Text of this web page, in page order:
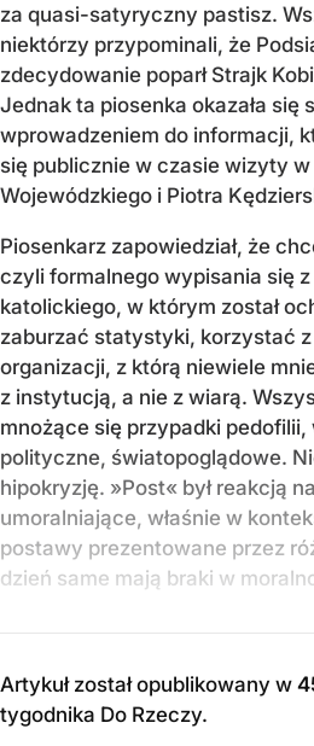
za quasi-satyryczny pastisz.
niektórzy przypominali, że
zdecydowanie poparł Strajk
Jednak ta piosenka okazała się
wprowadzeniem do informacji,
się publicznie w czasie wizyty
Wojewódzkiego i Piotra
Piosenkarz zapowiedział, że
czyli formalnego wypisania się z
katolickiego, w którym został
zaburzać statystyki, korzystać
organizacji, z którą niewiele
z instytucją, a nie z wiarą.
mnożące się przypadki
polityczne, światopoglądowe.
hipokryzję. »Post« był reakcją
umoralniające, właśnie w
postawy prezentowane przez
dzień same mają braki w
Artykuł został opublikowany w
tygodnika Do Rzeczy.